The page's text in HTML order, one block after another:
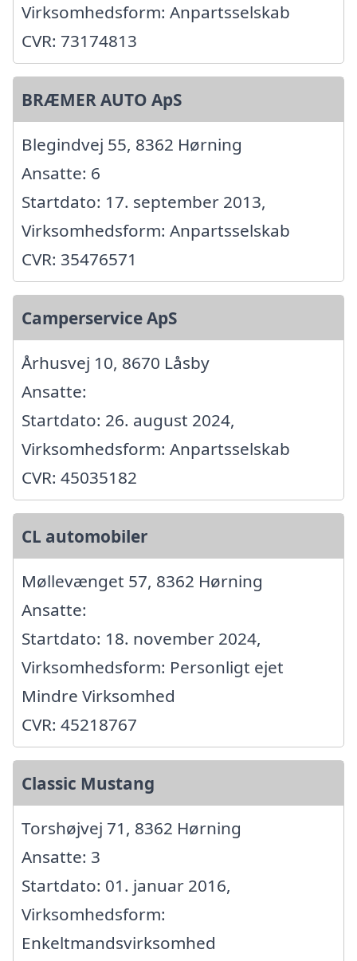
Virksomhedsform: Anpartsselskab
CVR: 73174813
BRÆMER AUTO ApS
Blegindvej 55, 8362 Hørning
Ansatte: 6
Startdato: 17. september 2013,
Virksomhedsform: Anpartsselskab
CVR: 35476571
Camperservice ApS
Århusvej 10, 8670 Låsby
Ansatte:
Startdato: 26. august 2024,
Virksomhedsform: Anpartsselskab
CVR: 45035182
CL automobiler
Møllevænget 57, 8362 Hørning
Ansatte:
Startdato: 18. november 2024,
Virksomhedsform: Personligt ejet
Mindre Virksomhed
CVR: 45218767
Classic Mustang
Torshøjvej 71, 8362 Hørning
Ansatte: 3
Startdato: 01. januar 2016,
Virksomhedsform:
Enkeltmandsvirksomhed